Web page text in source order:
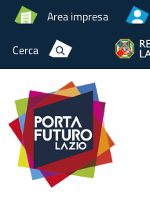
Area impresa
Cerca